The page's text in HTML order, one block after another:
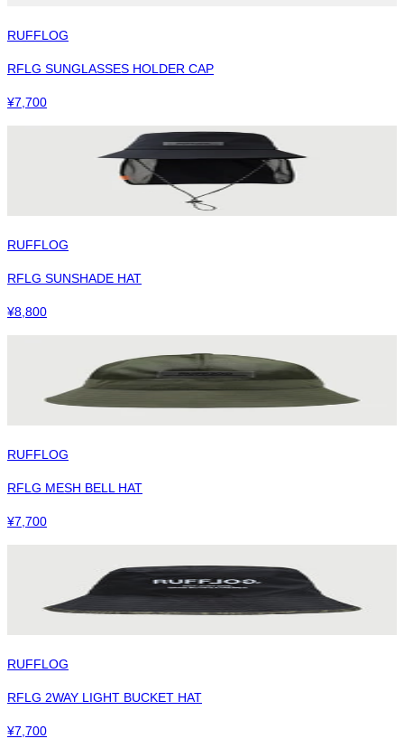
RUFFLOG
RFLG SUNGLASSES HOLDER CAP
¥7,700
RUFFLOG
RFLG SUNSHADE HAT
¥8,800
RUFFLOG
RFLG MESH BELL HAT
¥7,700
RUFFLOG
RFLG 2WAY LIGHT BUCKET HAT
¥7,700